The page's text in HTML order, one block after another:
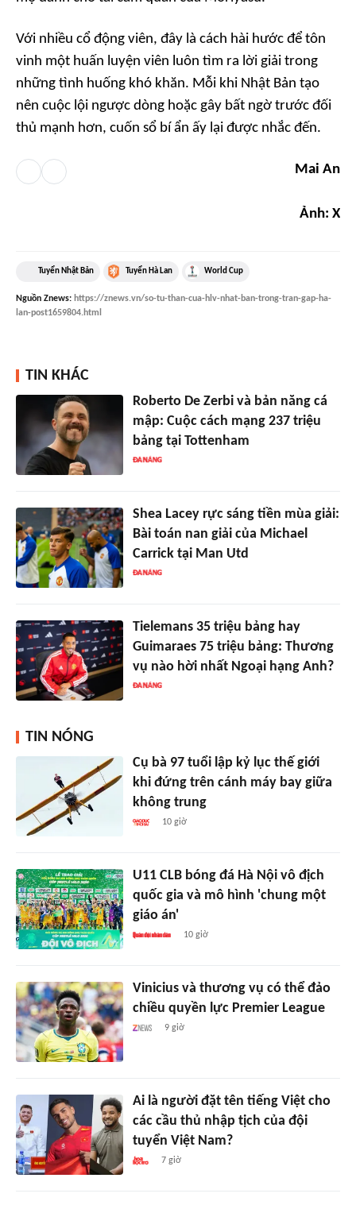
Với nhiều cổ động viên, đây là cách hài hước để tôn
vinh một huấn luyện viên luôn tìm ra lời giải trong
những tình huống khó khăn. Mỗi khi Nhật Bản tạo
nên cuộc lội ngược dòng hoặc gây bất ngờ trước đối
thủ mạnh hơn, cuốn sổ bí ẩn ấy lại được nhắc đến.
Mai An
Ảnh: X
Tuyển Nhật Bản Tuyển Hà Lan World Cup
Nguồn Znews: https://znews.vn/so-tu-than-cua-hlv-nhat-ban-trong-tran-gap-ha-
lan-post1659804.html
TIN KHÁC
Roberto De Zerbi và bản năng cá
mập: Cuộc cách mạng 237 triệu
bảng tại Tottenham
Shea Lacey rực sáng tiền mùa giải:
Bài toán nan giải của Michael
Carrick tại Man Utd
Tielemans 35 triệu bảng hay
Guimaraes 75 triệu bảng: Thương
vụ nào hời nhất Ngoại hạng Anh?
TIN NÓNG
Cụ bà 97 tuổi lập kỷ lục thế giới
khi đứng trên cánh máy bay giữa
không trung
10 giờ
U11 CLB bóng đá Hà Nội vô địch
quốc gia và mô hình 'chung một
giáo án'
10 giờ
Vinicius và thương vụ có thể đảo
chiều quyền lực Premier League
9 giờ
Ai là người đặt tên tiếng Việt cho
các cầu thủ nhập tịch của đội
tuyển Việt Nam?
7 giờ